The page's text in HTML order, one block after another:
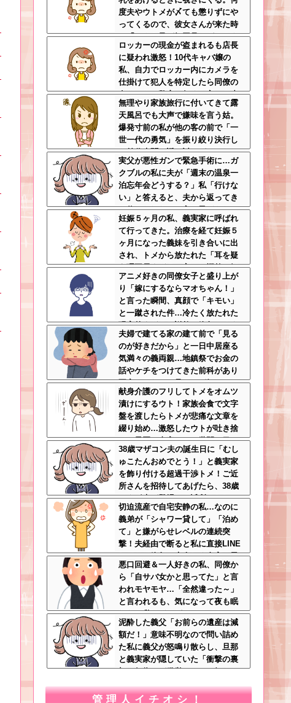
度夫やウトメが〆ても懲りずにや
ってくるので、彼女さんが来た時
に「コウト君が毎回見たがるのよ
～ｗ」と言うと、彼女さん鬼の形
相でコウトの元へｗ
ロッカーの現金が盗まれるも店長
に疑われ激怒！10代キャバ嬢の
私、自力でロッカー内にカメラを
仕掛けて犯人を特定したら同僚の
女だった…警察へ行くと言って止
められ、加害者に泣かれながら大
揉めして・・・
無理やり家族旅行に付いてきて露
天風呂でも大声で嫌味を言う姑。
爆発寸前の私が他の客の前で「一
世一代の勇気」を振り絞り決行し
た前代未聞の返り討ちがこちら←
身体を張った捨て身の反撃すぎる
実父が悪性ガンで緊急手術に…ガ
クブルの私に夫が「週末の温泉一
泊忘年会どうする？」私「行けな
い」と答えると、夫から返ってき
た信じられない一言←子どもたち
の方が何倍も常識的で泣ける
妊娠５ヶ月の私、義実家に呼ばれ
て行ってきた。治療を経て妊娠５
ヶ月になった義妹を引き合いに出
され、トメから放たれた「耳を疑
う理不尽すぎる一言」に愕然←妊
娠時期の操作とか超能力者かよ
アニメ好きの同僚女子と盛り上が
り「嫁にするならマオちゃん！」
と言った瞬間、真顔で「キモい」
と一蹴された件…冷たく放たれた
現実的すぎるお説教に絶句←オタ
クのノリをリアルで出すとそうな
る
夫婦で建てる家の建て前で「見る
のが好きだから」と一日中居座る
気満々の義両親…地鎮祭でお金の
話やケチをつけてきた前科があり
不安しかない←見るのが好きとか
完全に野次馬の思考
献身介護のフリしてトメをオムツ
漬けにするウト！家族会食で文字
盤を渡したらトメが悲痛な文章を
綴り始め…激怒したウトが吐き捨
てた最悪の真実とは←世間の目し
か気にしてない最低旦那だった
38歳マザコン夫の誕生日に「むし
ゅこたんおめでとう！」と義実家
を飾り付ける超過干渉トメ！ご近
所さんを招待してあげたら、38歳
メタボ夫が登場して近所のおじい
さんが大爆発する事態に
切迫流産で自宅安静の私…なのに
義弟が「シャワー貸して」「泊め
て」と嫌がらせレベルの連続突
撃！夫経由で断ると私に直接LINE
してきて絶句←大人しく自宅の風
呂に入れよ
悪口回避＆一人好きの私、同僚か
ら「自サバ女かと思ってた」と言
われモヤモヤ…「全然違った～」
と言われるも、気になって夜も眠
れない私はどこがサバサバ？←ネ
チネチ気にしてる時点で自サバじ
ゃない
泥酔した義父「お前らの遺産は減
額だ！」意味不明なので問い詰め
た私に義父が怒鳴り散らし、旦那
と義実家が隠していた「衝撃の裏
切り行為」が発覚ｗｗｗ←知らん
管理人イチオシ！